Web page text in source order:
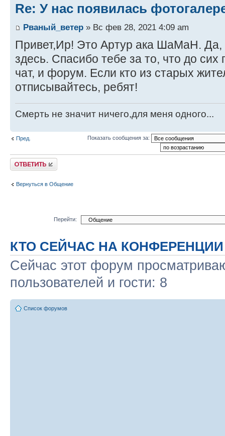
Re: У нас появилась
Рваный_ветер » Вс фев 28, 2021 4:09 am
Привет,Ир! Это Артур ака ШаМаН. Да,
здесь. Спасибо тебе за то, что до
чат, и форум. Если кто из старых
отписывайтесь, ребят!
Смерть не значит ничего,для меня одного...
Пред. Показать сообщения за:
Ответить
Вернуться в Общение
Перейти:
КТО СЕЙЧАС НА КОНФЕРЕНЦИИ
Сейчас этот форум
пользователей и гости: 8
Список форумов